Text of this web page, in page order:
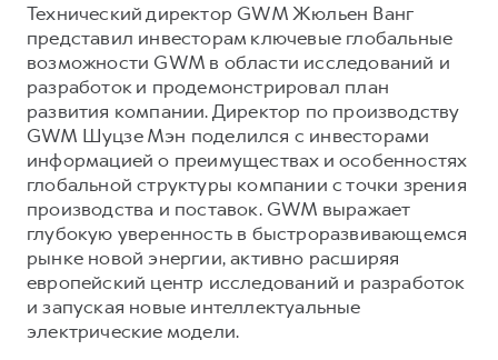
АКСЕССУАРЫ HAVAL
Автомобильные аксессуары
Коллекция CITY
Коллекция Базовая
Коллекция Детская
Автомобильные аксессуары
Коллекция CITY
Коллекция Базовая
Коллекция Детская
Технический директор GWM Жюльен Ванг
представил инвесторам ключевые глобальные
возможности GWM в области исследований и
разработок и продемонстрировал план
развития компании. Директор по производству
GWM Шуцзе Мэн поделился с инвесторами
информацией о преимуществах и особенностях
глобальной структуры компании с точки зрения
производства и поставок. GWM выражает
глубокую уверенность в быстроразвивающемся
рынке новой энергии, активно расширяя
европейский центр исследований и разработок
и запуская новые интеллектуальные
электрические модели.